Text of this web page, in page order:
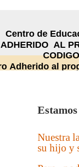
de
AL
DE
Adherido al
Nuestra
su hijo y